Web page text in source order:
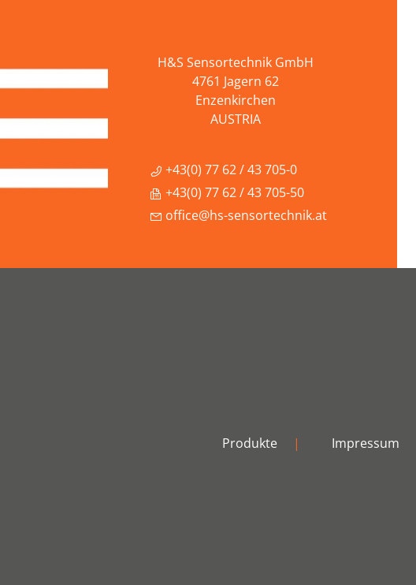
H&S Sensortechnik GmbH
4761 Jagern 62
Enzenkirchen
AUSTRIA
+43(0) 77 62 / 43 705-0
+43(0) 77 62 / 43 705-50
office@hs-sensortechnik.at
Produkte | Impressum